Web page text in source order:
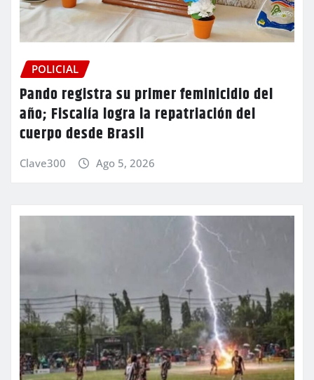
POLICIAL
Pando registra su primer feminicidio del
año; Fiscalía logra la repatriación del
cuerpo desde Brasil
Clave300 Ago 5, 2026